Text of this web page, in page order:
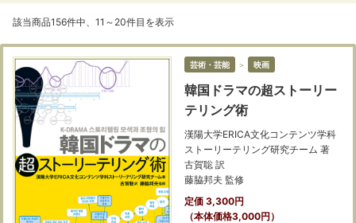
該当商品156件中、11～20件目を表示
芸術・芸能 ＞ 映画
韓国ドラマの超ストーリー
テリング術
漢陽大学ERICA文化コンテンツ学科
ストーリーテリング研究チーム 著
古賀聡 訳
藤脇邦夫 監修
定価 3,300円
（本体価格3,000円）